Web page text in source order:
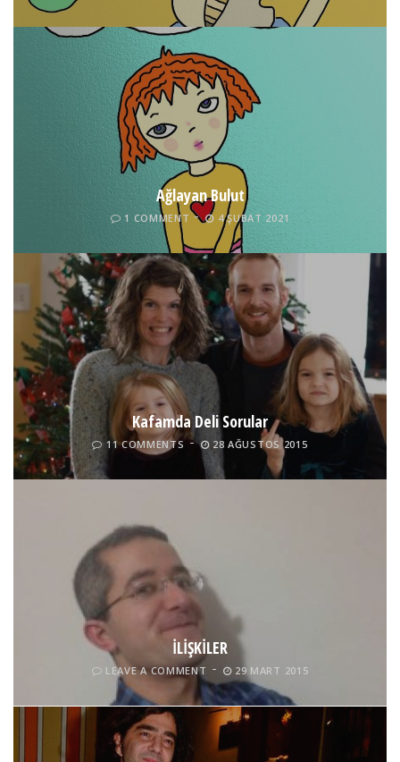
Ağlayan Bulut
1 COMMENT 4 ŞUBAT 2021
Kafamda Deli Sorular
11 COMMENTS 28 AĞUSTOS 2015
İLİŞKİLER
LEAVE A COMMENT 29 MART 2015
Mutlu Yıllar! | Ayça Şen
1 COMMENT 30 ARALIK 2014